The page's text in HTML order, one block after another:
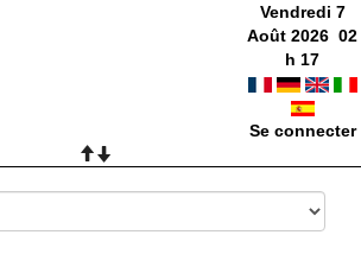
Vendredi 7
Août 2026 02
h 17
Se connecter